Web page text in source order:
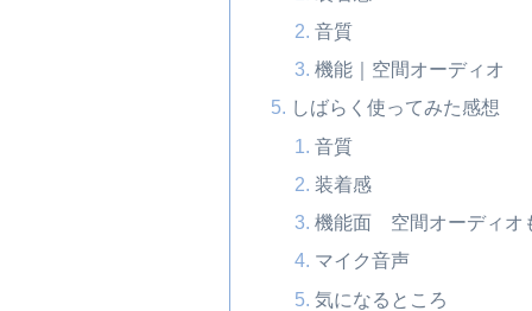
音質
機能｜空間オーディオ
しばらく使ってみた感想
音質
装着感
機能面 空間オーディオ
マイク音声
気になるところ